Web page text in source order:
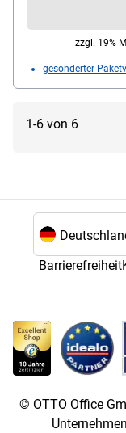
zzgl. 19%
gesonderter
1-6 von 6
Sprach- und
Barrierefreiheit
© OTTO Office